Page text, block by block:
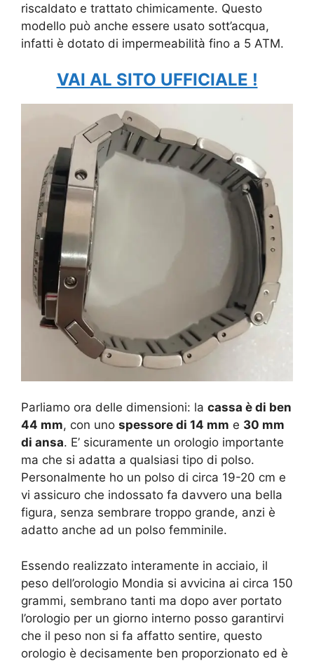
riscaldato e trattato chimicamente. Questo
modello può anche essere usato sott’acqua,
infatti è dotato di impermeabilità fino a 5 ATM.
VAI AL SITO UFFICIALE !
Parliamo ora delle dimensioni: la cassa è di ben
44 mm, con uno spessore di 14 mm e 30 mm
di ansa. E’ sicuramente un orologio importante
ma che si adatta a qualsiasi tipo di polso.
Personalmente ho un polso di circa 19-20 cm e
vi assicuro che indossato fa davvero una bella
figura, senza sembrare troppo grande, anzi è
adatto anche ad un polso femminile.
Essendo realizzato interamente in acciaio, il
peso dell’orologio Mondia si avvicina ai circa 150
grammi, sembrano tanti ma dopo aver portato
l’orologio per un giorno interno posso garantirvi
che il peso non si fa affatto sentire, questo
orologio è decisamente ben proporzionato ed è